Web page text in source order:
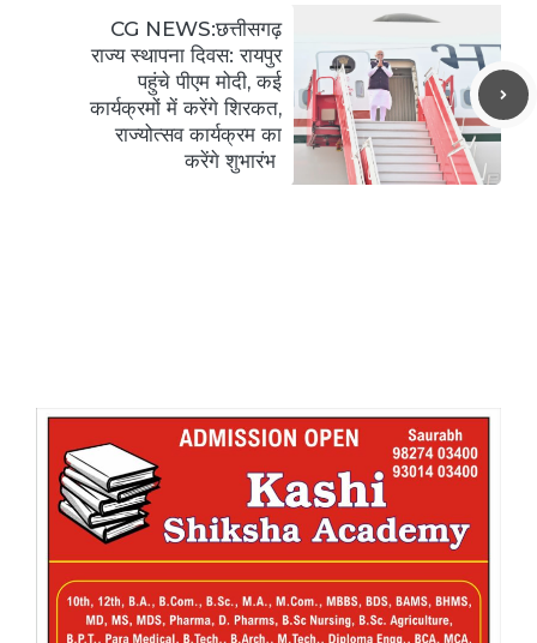
CG NEWS:छत्तीसगढ़
राज्य स्थापना दिवस: रायपुर
पहुंचे पीएम मोदी, कई
कार्यक्रमों में करेंगे शिरकत,
राज्योत्सव कार्यक्रम का
करेंगे शुभारंभ